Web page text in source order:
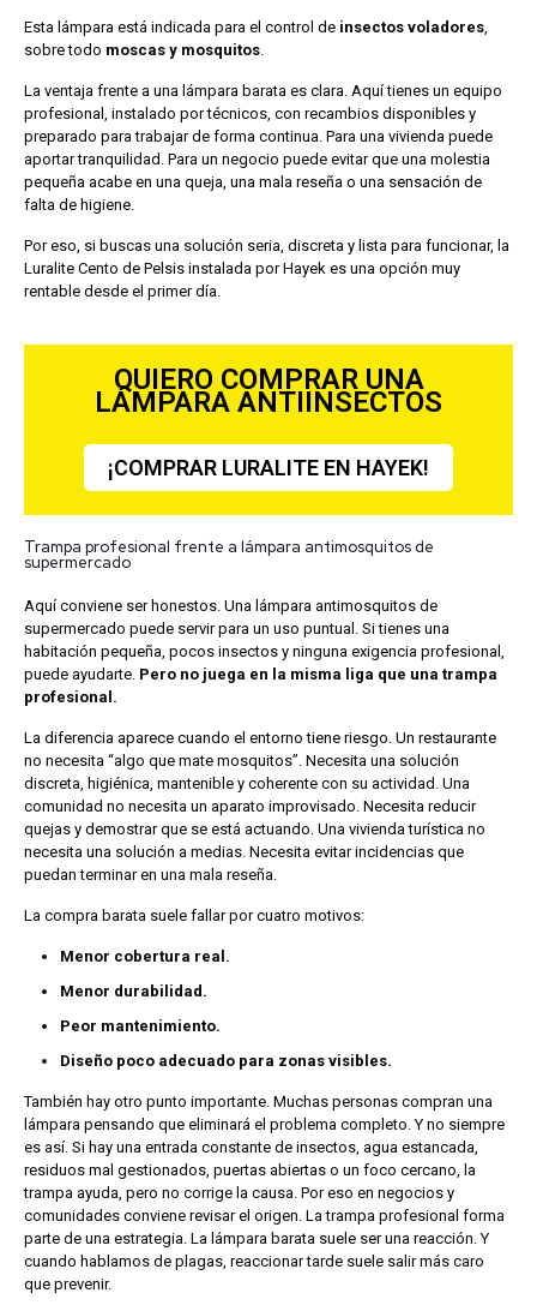
Esta lámpara está indicada para el control de insectos voladores,
sobre todo moscas y mosquitos.
La ventaja frente a una lámpara barata es clara. Aquí tienes un equipo
profesional, instalado por técnicos, con recambios disponibles y
preparado para trabajar de forma continua. Para una vivienda puede
aportar tranquilidad. Para un negocio puede evitar que una molestia
pequeña acabe en una queja, una mala reseña o una sensación de
falta de higiene.
Por eso, si buscas una solución seria, discreta y lista para funcionar, la
Luralite Cento de Pelsis instalada por Hayek es una opción muy
rentable desde el primer día.
QUIERO COMPRAR UNA
LÁMPARA ANTIINSECTOS
¡COMPRAR LURALITE EN HAYEK!
Trampa profesional frente a lámpara antimosquitos de
supermercado
Aquí conviene ser honestos. Una lámpara antimosquitos de
supermercado puede servir para un uso puntual. Si tienes una
habitación pequeña, pocos insectos y ninguna exigencia profesional,
puede ayudarte. Pero no juega en la misma liga que una trampa
profesional.
La diferencia aparece cuando el entorno tiene riesgo. Un restaurante
no necesita “algo que mate mosquitos”. Necesita una solución
discreta, higiénica, mantenible y coherente con su actividad. Una
comunidad no necesita un aparato improvisado. Necesita reducir
quejas y demostrar que se está actuando. Una vivienda turística no
necesita una solución a medias. Necesita evitar incidencias que
puedan terminar en una mala reseña.
La compra barata suele fallar por cuatro motivos:
Menor cobertura real.
Menor durabilidad.
Peor mantenimiento.
Diseño poco adecuado para zonas visibles.
También hay otro punto importante. Muchas personas compran una
lámpara pensando que eliminará el problema completo. Y no siempre
es así. Si hay una entrada constante de insectos, agua estancada,
residuos mal gestionados, puertas abiertas o un foco cercano, la
trampa ayuda, pero no corrige la causa. Por eso en negocios y
comunidades conviene revisar el origen. La trampa profesional forma
parte de una estrategia. La lámpara barata suele ser una reacción.Y
cuando hablamos de plagas, reaccionar tarde suele salir más caro
que prevenir.